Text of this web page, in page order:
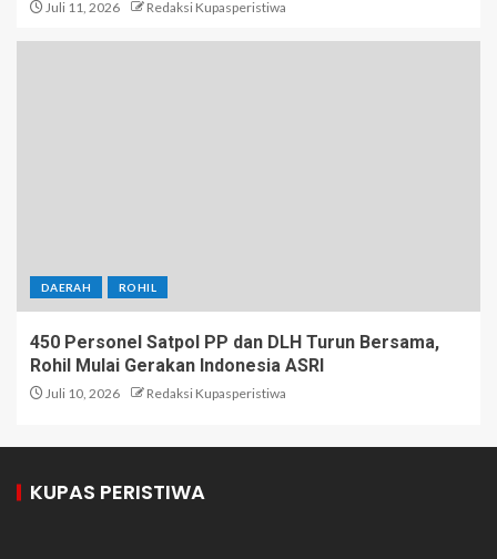
Juli 11, 2026 Redaksi Kupasperistiwa
DAERAH ROHIL
450 Personel Satpol PP dan DLH Turun Bersama,
Rohil Mulai Gerakan Indonesia ASRI
Juli 10, 2026 Redaksi Kupasperistiwa
KUPAS PERISTIWA